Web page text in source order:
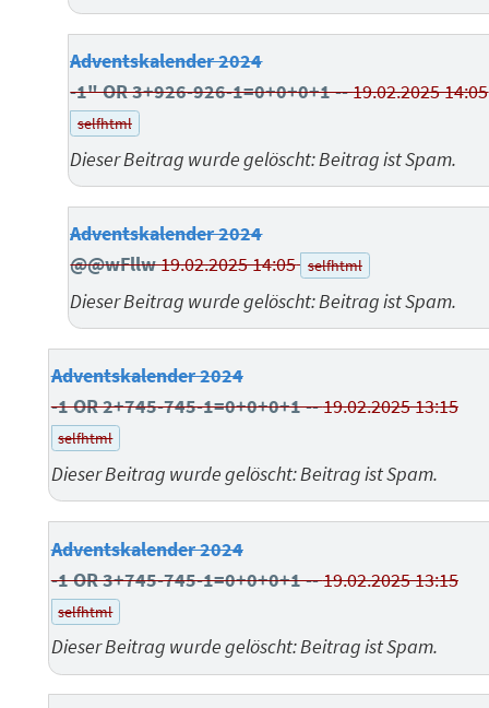
Adventskalender 2024
-1" OR 3+926-926-1=0+0+0+1 --19.02.2025 14:05
selfhtml
Dieser Beitrag wurde gelöscht: Beitrag ist Spam.
Adventskalender 2024
@@wFllw19.02.2025 14:05 selfhtml
Dieser Beitrag wurde gelöscht: Beitrag ist Spam.
Adventskalender 2024
-1 OR 2+745-745-1=0+0+0+1 --19.02.2025 13:15
selfhtml
Dieser Beitrag wurde gelöscht: Beitrag ist Spam.
Adventskalender 2024
-1 OR 3+745-745-1=0+0+0+1 --19.02.2025 13:15
selfhtml
Dieser Beitrag wurde gelöscht: Beitrag ist Spam.